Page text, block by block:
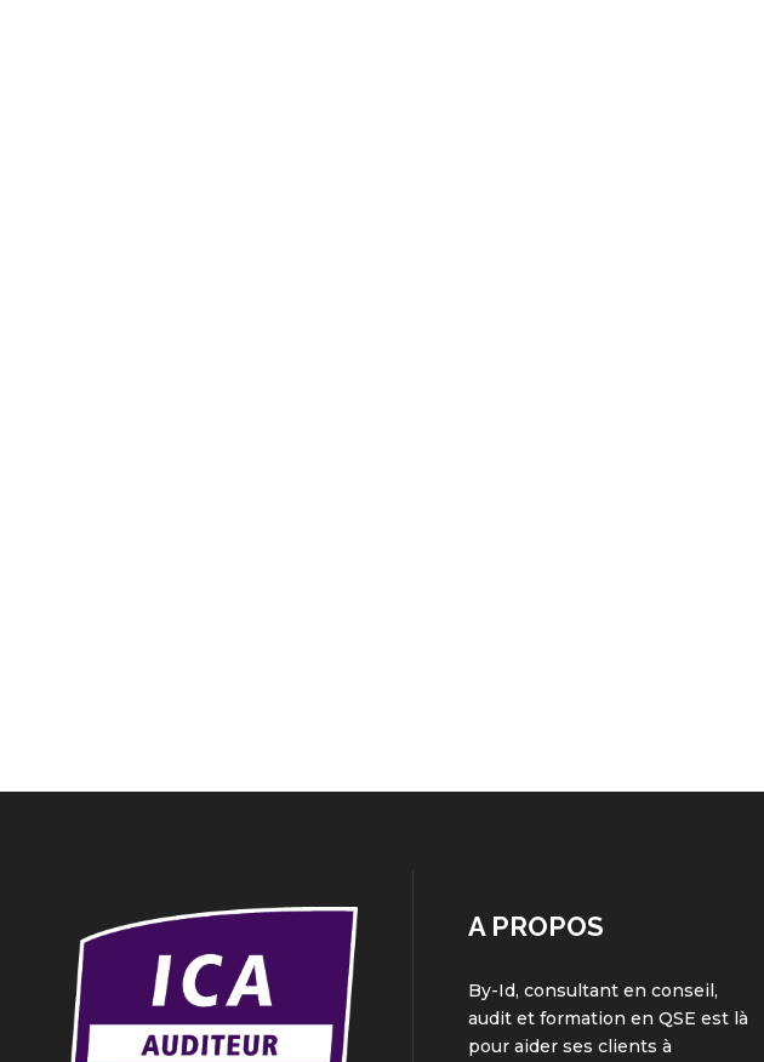
A PROPOS
By-Id, consultant en conseil,
audit et formation en QSE est là
pour aider ses clients à